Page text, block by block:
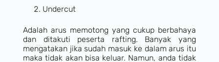
Undercut
Adalah arus memotong yang cukup berbahaya
dan ditakuti peserta rafting. Banyak yang
mengatakan jika sudah masuk ke dalam arus itu
maka tidak akan bisa keluar. Namun, anda tidak